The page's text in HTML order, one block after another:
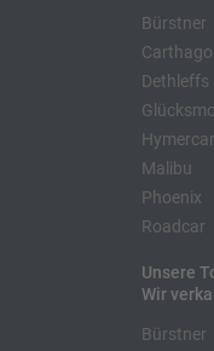
Bürstner
Carthago
Dethleffs
Hymercar
Malibu
Phoenix
Roadcar
Unsere
Wir
Bürstner